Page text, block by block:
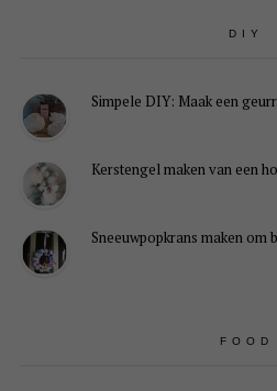
DIY
Simpele DIY: Maak een
Kerstengel maken van een
Sneeuwpopkrans maken om
FOOD